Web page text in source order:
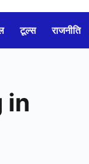
टूल्स राजनीति
in